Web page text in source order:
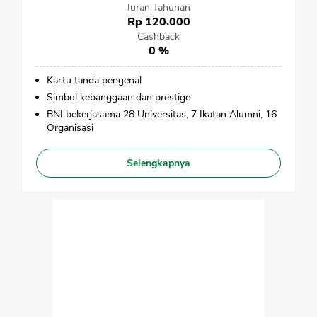
Iuran Tahunan
Rp 120.000
Cashback
0 %
Kartu tanda pengenal
Simbol kebanggaan dan prestige
BNI bekerjasama 28 Universitas, 7 Ikatan Alumni, 16
Organisasi
Selengkapnya